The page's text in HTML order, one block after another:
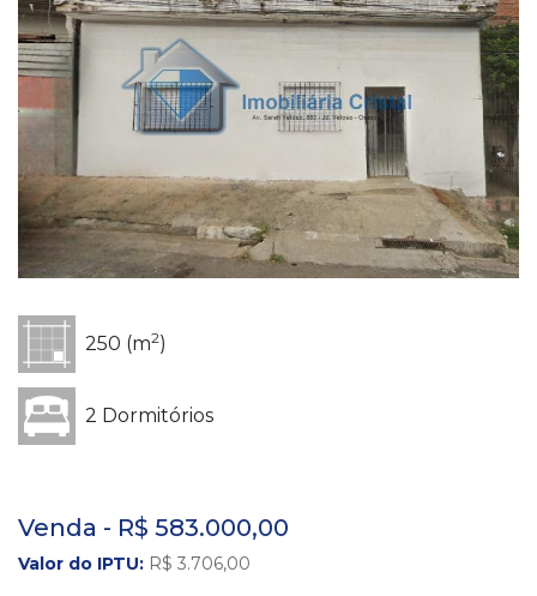
250 (m2)
2 Dormitórios
Venda - R$ 583.000,00
Valor do IPTU: R$ 3.706,00